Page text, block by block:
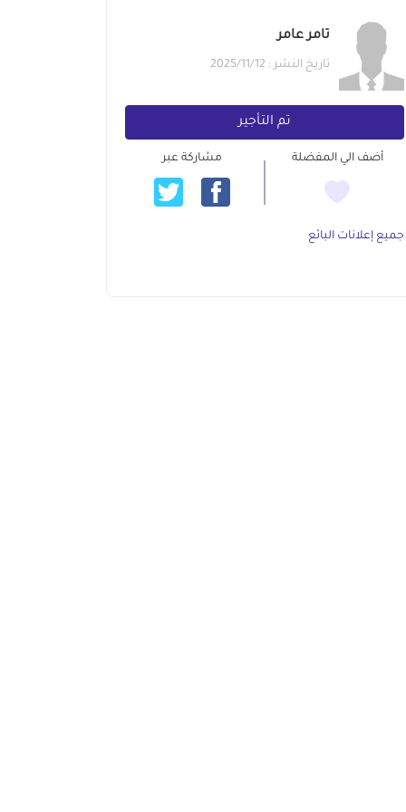
تامر عامر
تاريخ النشر : 2025/11/12
تم التأجير
أضف الي المفضلة مشاركة عبر
جميع إعلانات البائع